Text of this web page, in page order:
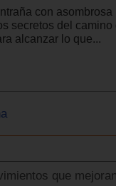
con asombrosa
secretos del camino
alcanzar lo que...
que